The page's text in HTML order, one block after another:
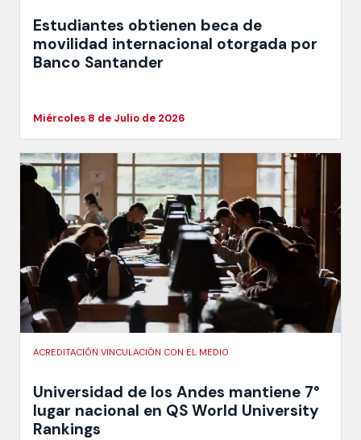
Estudiantes obtienen beca de
movilidad internacional otorgada por
Banco Santander
Miércoles 8 de Julio de 2026
ACREDITACIÓN VINCULACIÓN CON EL MEDIO
Universidad de los Andes mantiene 7°
lugar nacional en QS World University
Rankings